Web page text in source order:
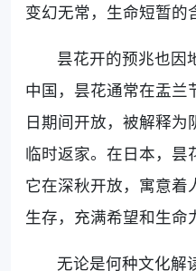
变幻无常，生命短暂的
昙花开的预兆也因
中国，昙花通常在盂兰
日期间开放，被解释
临时返家。在日本，昙
它在深秋开放，寓意着
生存，充满希望和生命
无论是何种文化解